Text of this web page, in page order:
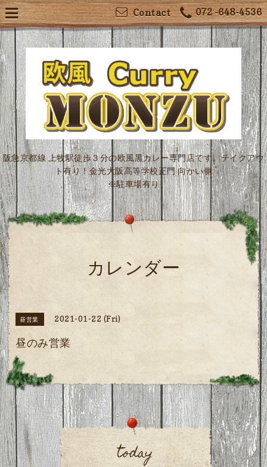
072 -648-4536
Contact
阪急京都線 上牧駅徒歩３分の欧風黒カレー専門店です。テイクアウ
ト有り！金光大阪高等学校正門 向かい側
※駐車場有り
カレンダー
昼営業 2021-01-22 (Fri)
昼のみ営業
today